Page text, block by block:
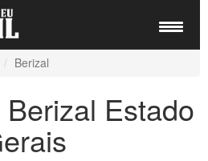
Berizal
Estado